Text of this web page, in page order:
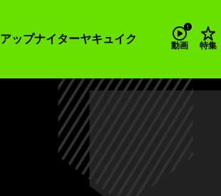
ップナイターヤキュイク
動画 特集